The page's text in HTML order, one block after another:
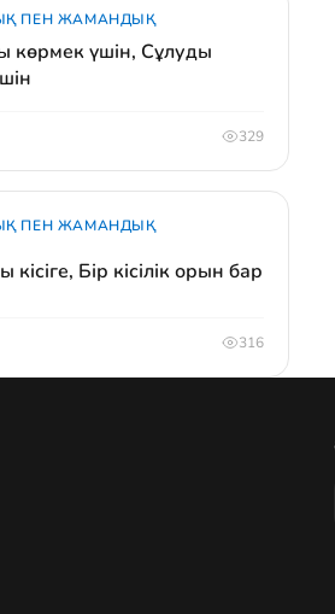
ПЕН ЖАМАНДЫҚ
көрмек үшін, Сұлуды
329
ПЕН ЖАМАНДЫҚ
кісіге, Бір кісілік орын бар
316